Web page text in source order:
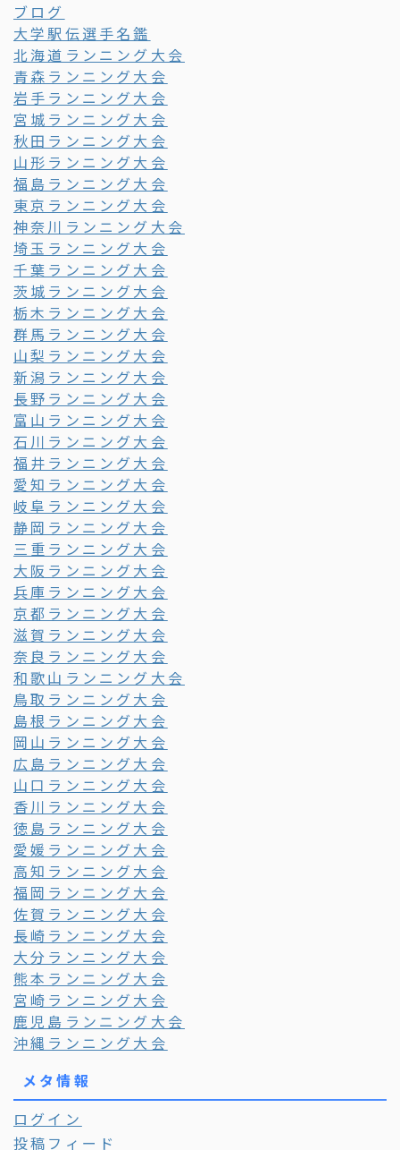
ブログ
大学駅伝選手名鑑
北海道ランニング大会
青森ランニング大会
岩手ランニング大会
宮城ランニング大会
秋田ランニング大会
山形ランニング大会
福島ランニング大会
東京ランニング大会
神奈川ランニング大会
埼玉ランニング大会
千葉ランニング大会
茨城ランニング大会
栃木ランニング大会
群馬ランニング大会
山梨ランニング大会
新潟ランニング大会
長野ランニング大会
富山ランニング大会
石川ランニング大会
福井ランニング大会
愛知ランニング大会
岐阜ランニング大会
静岡ランニング大会
三重ランニング大会
大阪ランニング大会
兵庫ランニング大会
京都ランニング大会
滋賀ランニング大会
奈良ランニング大会
和歌山ランニング大会
鳥取ランニング大会
島根ランニング大会
岡山ランニング大会
広島ランニング大会
山口ランニング大会
香川ランニング大会
徳島ランニング大会
愛媛ランニング大会
高知ランニング大会
福岡ランニング大会
佐賀ランニング大会
長崎ランニング大会
大分ランニング大会
熊本ランニング大会
宮崎ランニング大会
鹿児島ランニング大会
沖縄ランニング大会
メタ情報
ログイン
投稿フィード